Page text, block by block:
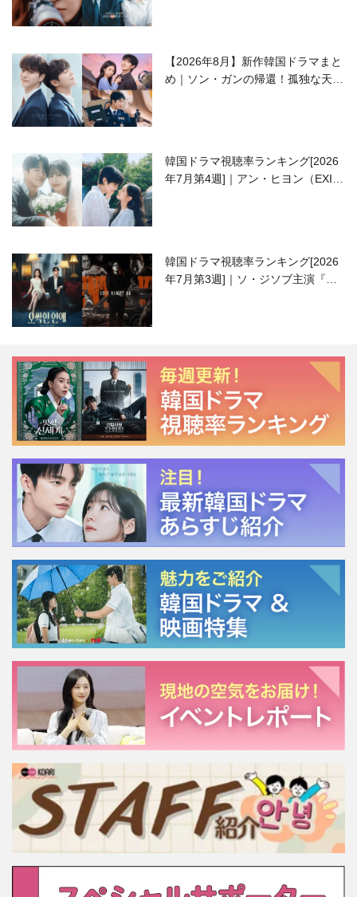
【2026年8月】新作韓国ドラマまと
め｜ソン・ガンの帰還！孤独な天才
韓国ドラマ視聴率ランキング[2026
年7月第4週]｜アン・ヒヨン（EXID
韓国ドラマ視聴率ランキング[2026
年7月第3週]｜ソ・ジソブ主演『エ